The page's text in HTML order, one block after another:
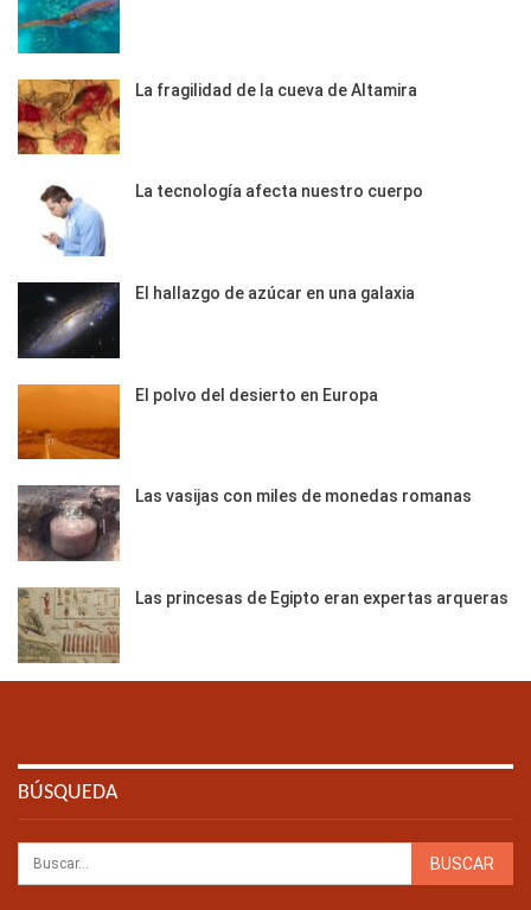
La fragilidad de la cueva de Altamira
La tecnología afecta nuestro cuerpo
El hallazgo de azúcar en una galaxia
El polvo del desierto en Europa
Las vasijas con miles de monedas romanas
Las princesas de Egipto eran expertas arqueras
BÚSQUEDA